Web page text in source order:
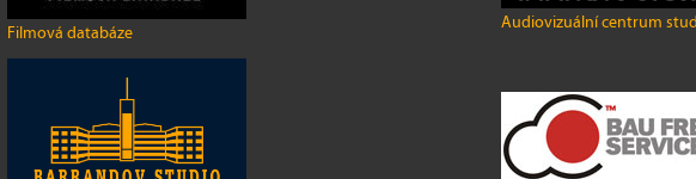
Filmová databáze Audiovizuální centrum